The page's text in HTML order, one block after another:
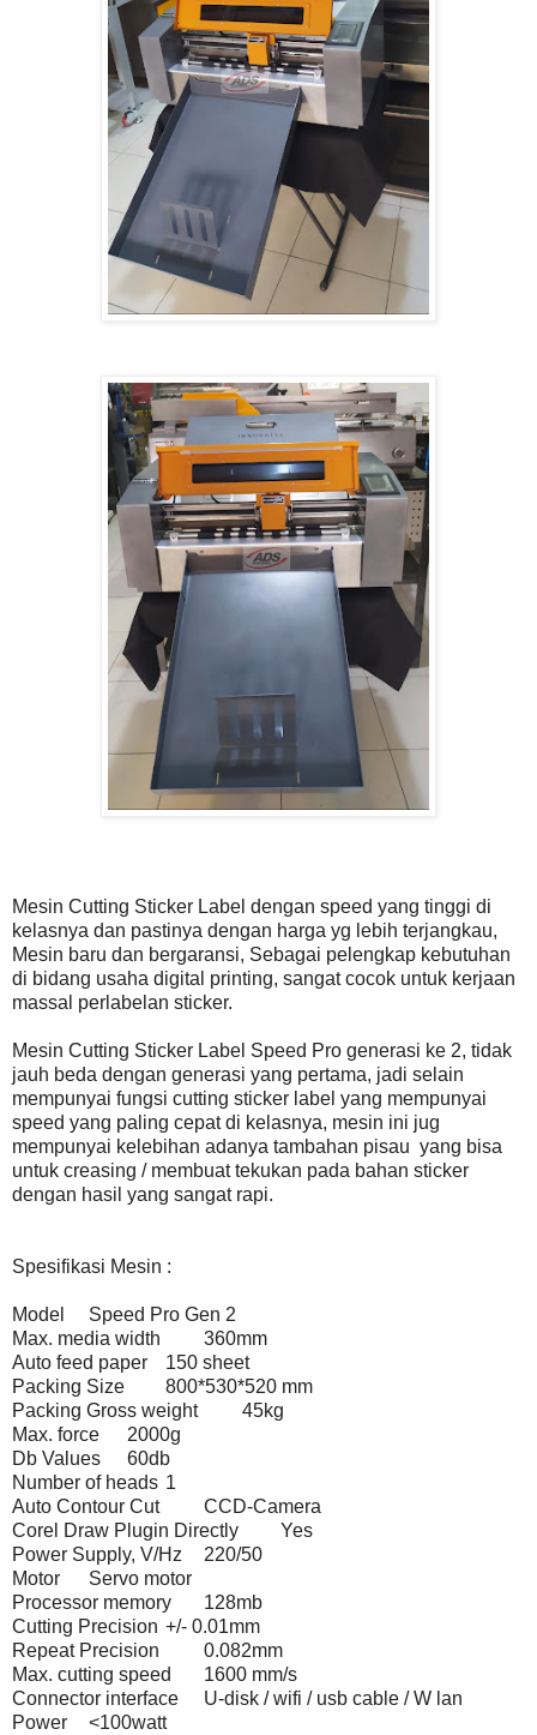
Mesin Cutting Sticker Label dengan speed yang tinggi di
kelasnya dan pastinya dengan harga yg lebih terjangkau,
Mesin baru dan bergaransi, Sebagai pelengkap kebutuhan
di bidang usaha digital printing, sangat cocok untuk kerjaan
massal perlabelan sticker.
Mesin Cutting Sticker Label Speed Pro generasi ke 2, tidak
jauh beda dengan generasi yang pertama, jadi selain
mempunyai fungsi cutting sticker label yang mempunyai
speed yang paling cepat di kelasnya, mesin ini jug
mempunyai kelebihan adanya tambahan pisau yang bisa
untuk creasing / membuat tekukan pada bahan sticker
dengan hasil yang sangat rapi.
Spesifikasi Mesin :
Model
Speed Pro Gen 2
Max. media width
360mm
Auto feed paper
150 sheet
Packing Size
800*530*520 mm
Packing Gross weight
45kg
Max. force
2000g
Db Values
60db
Number of heads 1
Auto Contour Cut
CCD-Camera
Corel Draw Plugin Directly
Yes
Power Supply, V/Hz
220/50
Motor
Servo motor
Processor memory
128mb
Cutting Precision +/- 0.01mm
Repeat Precision
0.082mm
Max. cutting speed
1600 mm/s
Connector interface
U-disk / wifi / usb cable / W lan
Power
<100watt